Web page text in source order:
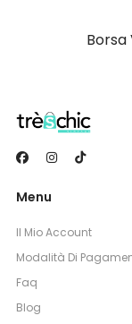
Menu
Il Mio Account
Modalità Di
Faq
Blog